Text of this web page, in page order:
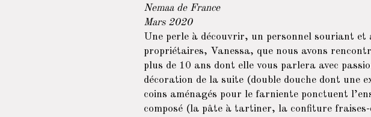
Nemaa de France
Mars 2020
Une perle à découvrir, un personnel souriant et
propriétaires, Vanessa, que nous avons
plus de 10 ans dont elle vous parlera avec
décoration de la suite (double douche dont une
coins aménagés pour le farniente ponctuent
composé (la pâte à tartiner, la confiture